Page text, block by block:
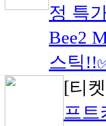
정 특
Bee2
스틱
[티
프트